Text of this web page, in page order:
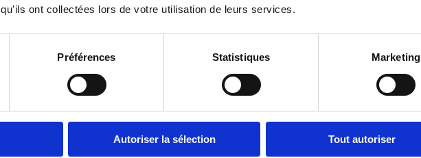
ont collectées lors de votre utilisation de leurs services.
Préférences Statistiques Marketing
Autoriser la sélection Tout autoriser
L’équipe
opérationnelle